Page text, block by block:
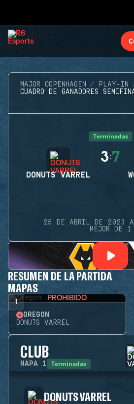
MAJOR COPENHAGEN
PLAY-IN
CUADRO DE GANADORES
Terminadas
DONUTS VARREL
3:7
25 DE ABRIL DE 2023
MEJOR DE 1
RESUMEN DE LA PARTIDA
MAPAS
1 PROHIBIDO
OREGÓN
DONUTS VARREL
CLUB
MAPA 1 Terminadas
DONUTS VARREL